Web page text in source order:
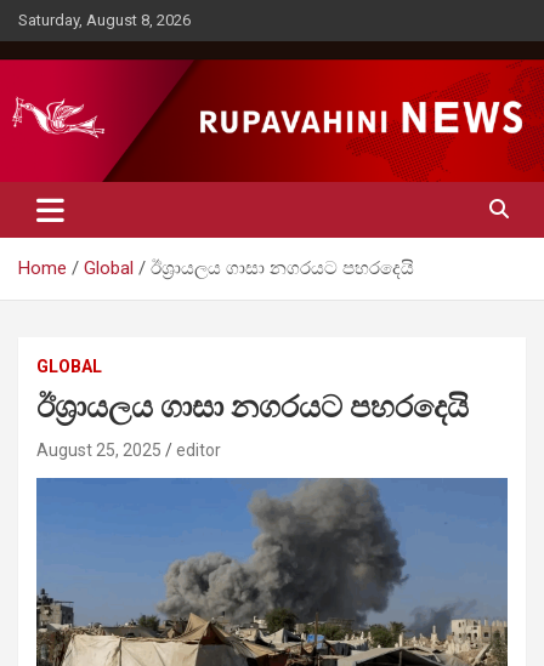
Skip
to
content
Saturday, August 8, 2026
Rupavahini News
Home Global ඊශ්‍රායලය ගාසා නගරයට පහරදෙයි
GLOBAL
ඊශ්‍රායලය ගාසා නගරයට පහරදෙයි
August 25, 2025 editor